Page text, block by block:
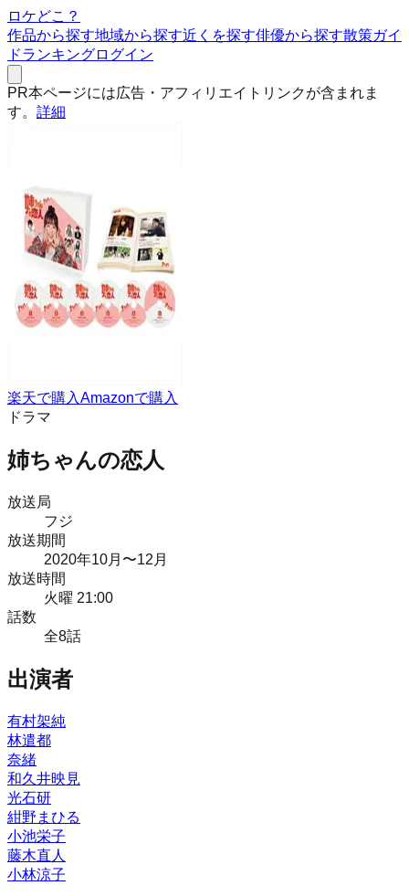
ロケどこ？
作品から探す地域から探す近くを探す俳優から探す散策ガイ
ドランキングログイン
PR本ページには広告・アフィリエイトリンクが含まれま
す。 詳細
楽天で購入Amazonで購入
ドラマ
姉ちゃんの恋人
放送局
フジ
放送期間
2020年10月 〜12月
放送時間
火曜 21:00
話数
全8話
出演者
有村架純
林遣都
奈緒
和久井映見
光石研
紺野まひる
小池栄子
藤木直人
小林涼子